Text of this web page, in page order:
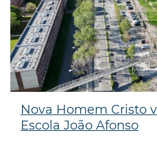
Nova Homem Cristo
Escola João Afonso